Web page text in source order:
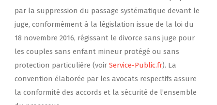
par la suppression du passage systématique devant le
juge, conformément à la législation issue de la loi du
18 novembre 2016, régissant le divorce sans juge pour
les couples sans enfant mineur protégé ou sans
protection particulière (voir Service-Public.fr). La
convention élaborée par les avocats respectifs assure
la conformité des accords et la sécurité de l’ensemble